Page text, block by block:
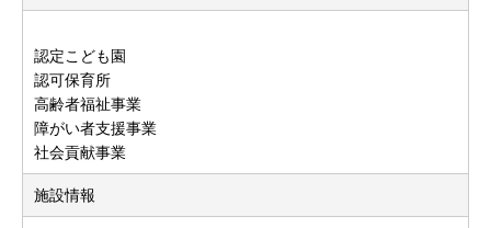
認定こども園
認可保育所
高齢者福祉事業
障がい者支援事業
社会貢献事業
施設情報